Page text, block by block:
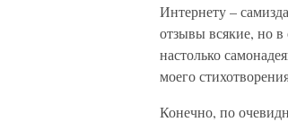
Интернету –
отзывы всякие, но
настолько
моего
Конечно, по